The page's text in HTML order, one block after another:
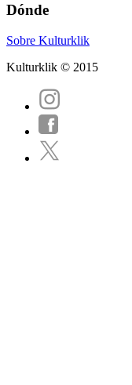
Dónde
Sobre Kulturklik
Kulturklik © 2015